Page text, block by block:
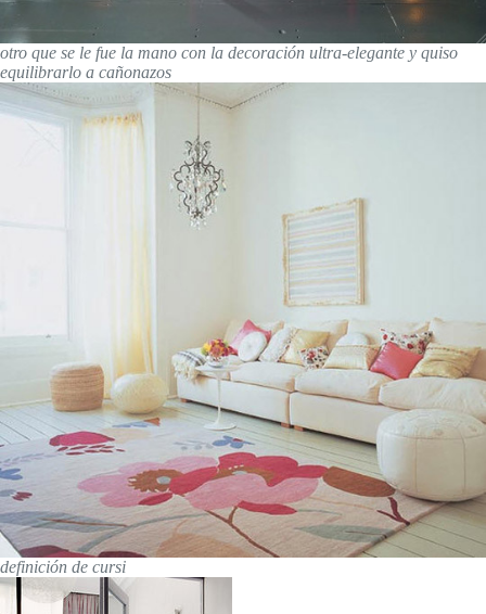
otro que se le fue la mano con la decoración ultra-elegante y quiso
equilibrarlo a cañonazos
definición de cursi